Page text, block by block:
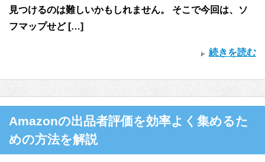
見つけるのは難しいかもしれません。 そこで今回は、ソ
フマップせど […]
続きを読む
Amazonの出品者評価を効率よく集めるた
めの方法を解説